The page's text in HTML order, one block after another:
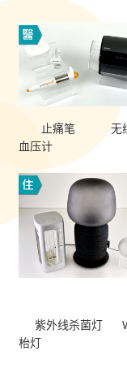
止痛笔 无线
血压计
紫外线杀菌灯
枱灯